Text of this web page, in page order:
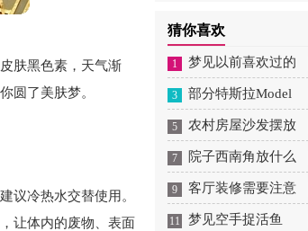
肤黑色素，天气渐
圆了美肤梦。
议冷热水交替使用。
让体内的废物、表面
猜你喜欢
1 梦见以前喜欢过的
男生喜欢自己
3 部分特斯拉Model
3/Y因缺少零件无法正
常向车主交付
5 农村房屋沙发摆放
位置
7 院子西南角放什么
旺财
9 客厅装修需要注意
哪些风水
11 梦见空手捉活鱼